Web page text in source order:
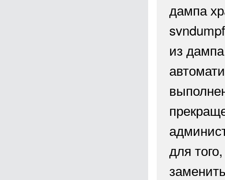
дампа
из
для